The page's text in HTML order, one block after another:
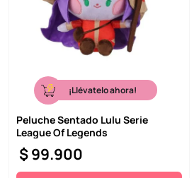
¡Llévatelo ahora!
Peluche Sentado Lulu Serie
League Of Legends
$99.900